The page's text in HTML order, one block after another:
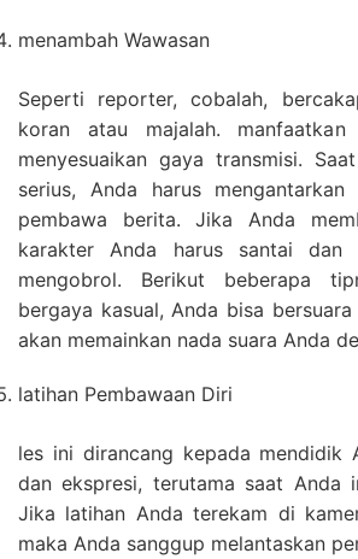
menambah Wawasan
Seperti reporter, cobalah,
koran atau majalah.
menyesuaikan gaya transmisi.
serius, Anda harus
pembawa berita. Jika Anda
karakter Anda harus santai dan
mengobrol. Berikut beberapa
bergaya kasual, Anda bisa
akan memainkan nada suara Anda
latihan Pembawaan Diri
les ini dirancang kepada mendidik
dan ekspresi, terutama saat Anda
Jika latihan Anda terekam di
maka Anda sanggup melantaskan